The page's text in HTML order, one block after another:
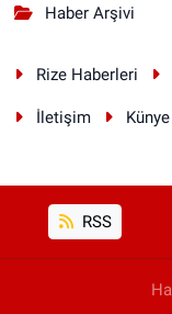
Haber Arşivi
Rize Haberleri
İletişim Künye
RSS